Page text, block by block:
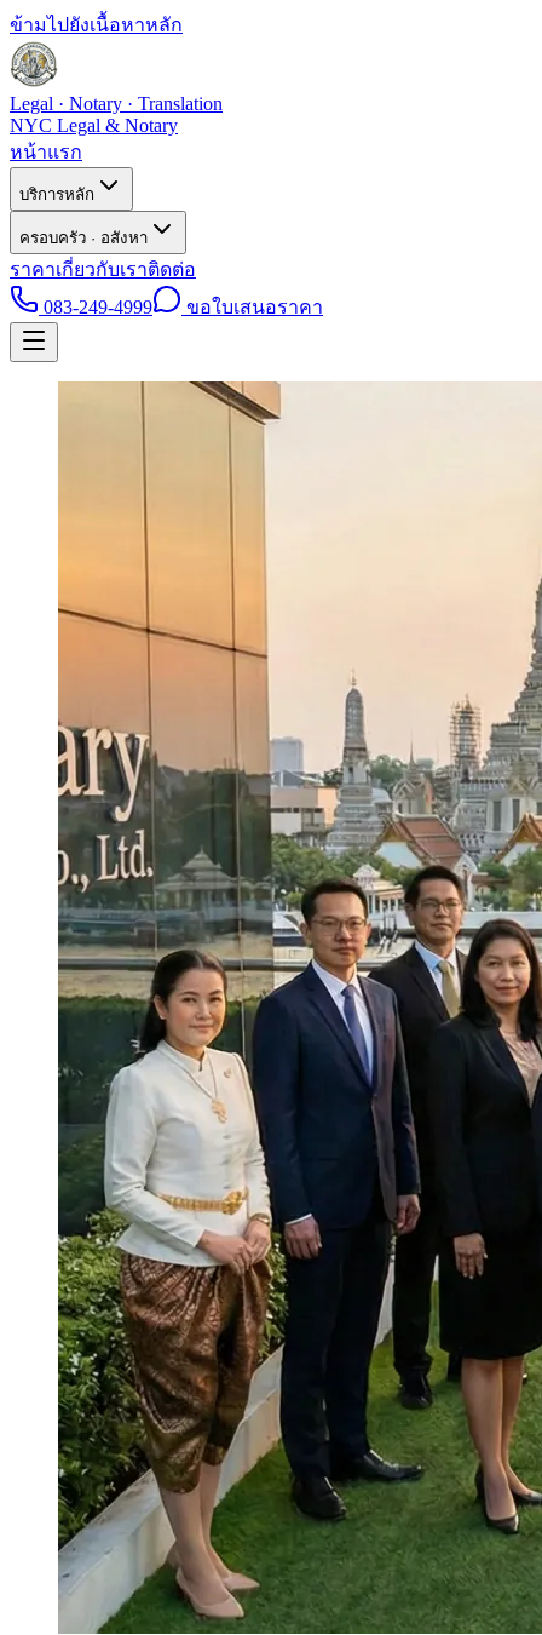
ข้ามไปยังเนื้อหาหลัก
Legal · Notary · Translation
NYC Legal & Notary
หน้าแรก
บริการหลัก
ครอบครัว · อสังหา
ราคาเกี่ยวกับเราติดต่อ
083-249-4999
ขอใบเสนอราคา